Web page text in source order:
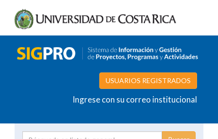
USUARIOS REGISTRADOS
Ingrese con su correo institucional